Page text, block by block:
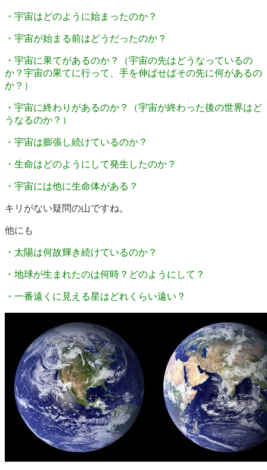
・宇宙はどのように始まったのか？
・宇宙が始まる前はどうだったのか？
・宇宙に果てがあるのか？（宇宙の先はどうなっているの
か？宇宙の果てに行って、手を伸ばせばその先に何があるの
か？）
・宇宙に終わりがあるのか？（宇宙が終わった後の世界はど
うなるのか？）
・宇宙は膨張し続けているのか？
・生命はどのようにして発生したのか？
・宇宙には他に生命体がある？
キリがない疑問の山ですね。
他にも
・太陽は何故輝き続けているのか？
・地球が生まれたのは何時？どのようにして？
・一番遠くに見える星はどれくらい遠い？